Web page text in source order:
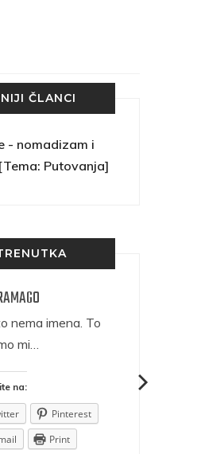
ČLANCI
- nomadizam i
Putovanja]
nema imena. To
mi…
na:
Pinterest
Print